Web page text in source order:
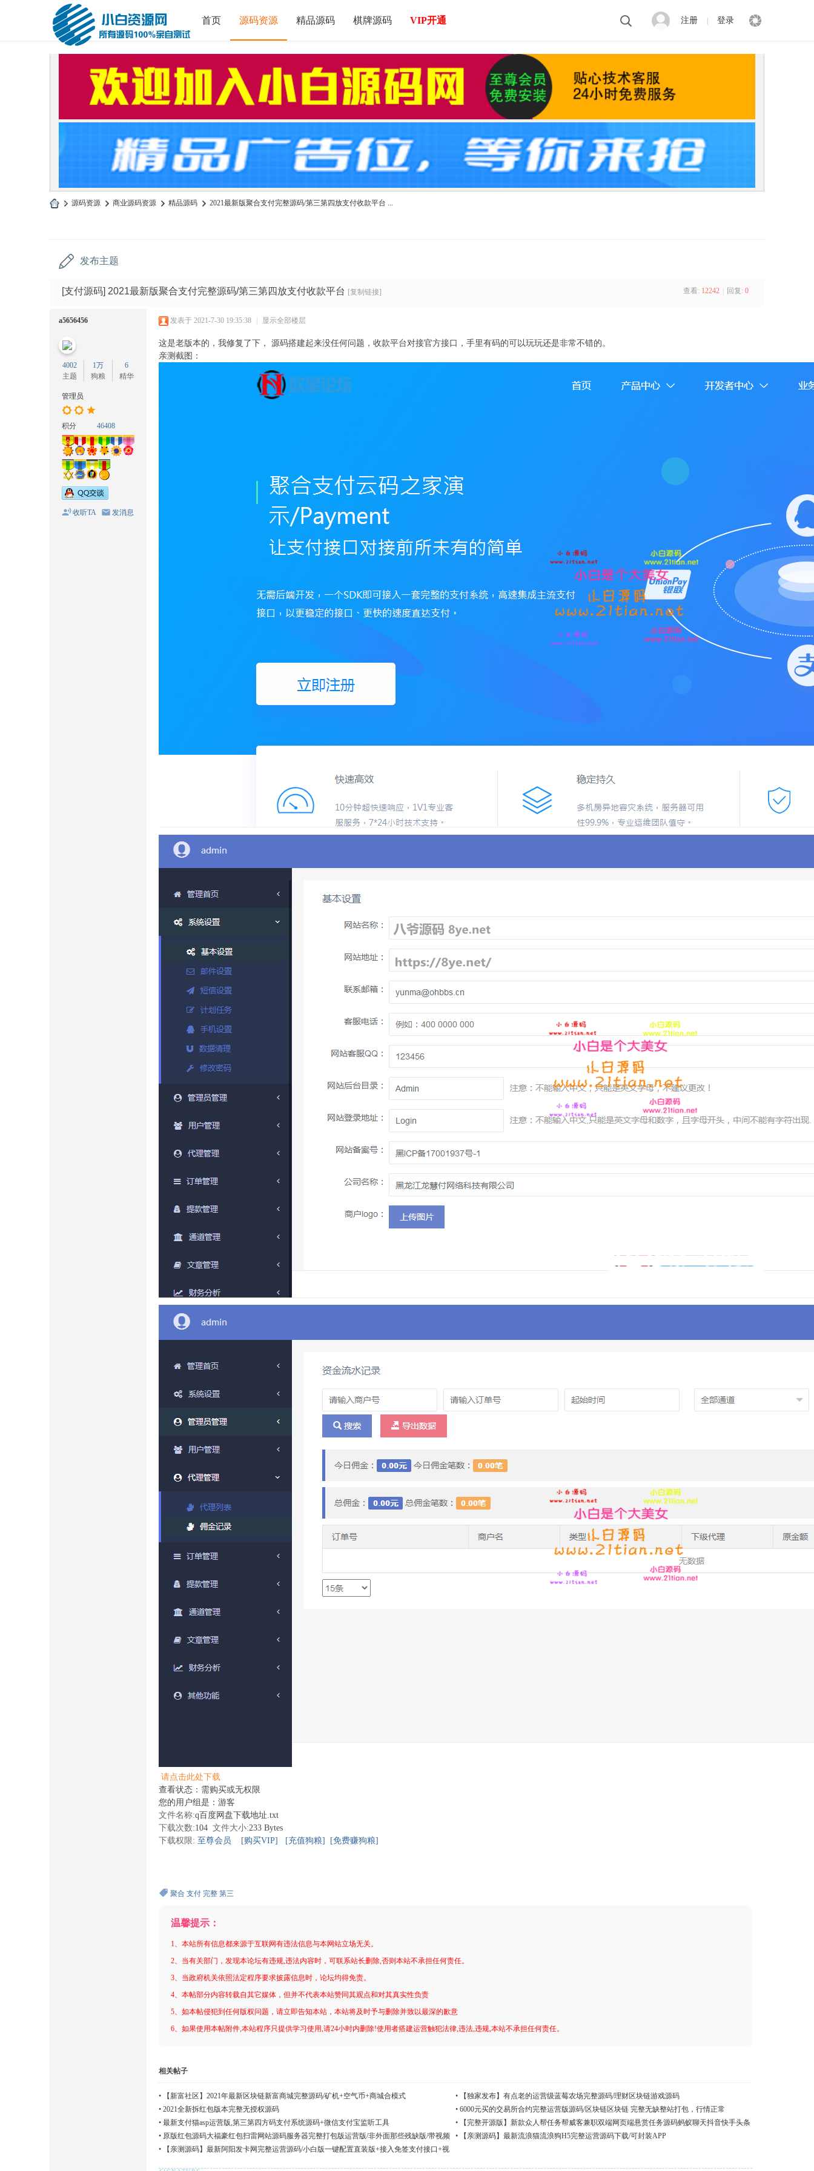
首页 源码资源 精品源码 棋牌源码 VIP开通 注册 登录
» 源码资源 › 商业源码资源 › 精品源码 › 2021最新版聚合支付完整源码/第三第四放支付收款平台 ...
发布主题
[支付源码] 2021最新版聚合支付完整源码/第三第四放支付收款平台 [复制链接] 查看: 12242 | 回复: 0
a5656456
4002
主题
1万
狗粮
6
精华
管理员
积分 46408
收听TA 发消息
发表于 2021-7-30 19:35:38 | 显示全部楼层
这是老版本的，我修复了下， 源码搭建起来没任何问题，收款平台对接官方接口，手里有码的可以玩玩还是非常不错的。
亲测截图：
请点击此处下载
查看状态：需购买或无权限
您的用户组是：游客
文件名称:q百度网盘下载地址.txt
下载次数:104 文件大小:233 Bytes
下载权限: 至尊会员 [购买VIP] [充值狗粮] [免费赚狗粮]
聚合 支付 完整 第三
温馨提示：
1、本站所有信息都来源于互联网有违法信息与本网站立场无关。
2、当有关部门，发现本论坛有违规,违法内容时，可联系站长删除,否则本站不承担任何责任。
3、当政府机关依照法定程序要求披露信息时，论坛均得免责。
4、本帖部分内容转载自其它媒体，但并不代表本站赞同其观点和对其真实性负责
5、如本帖侵犯到任何版权问题，请立即告知本站，本站将及时予与删除并致以最深的歉意
6、如果使用本帖附件,本站程序只提供学习使用,请24小时内删除!使用者搭建运营触犯法律,违法,违规,本站不承担任何责任。
相关帖子
• 【新富社区】2021年最新区块链新富商城完整源码/矿机+空气币+商城合模式 •
【独家发布】有点老的运营级蓝莓农场完整源码/理财区块链游戏源码
• 2021全新拆红包版本完整无授权源码 • 6000元买的交易所合约完整运营版源码/区块链区块链 完整无缺整站打包，行情正常
• 最新支付猫asp运营版,第三第四方码支付系统源码+微信支付宝监听工具 •
【完整开源版】新款众人帮任务帮威客兼职双端网页端悬赏任务源码蚂蚁聊天抖音快手头条
点赞三级分销
• 原版红包源码大福豪红包扫雷网站源码服务器完整打包版运营版/非外面那些残缺版/带视频
搭建教程
•
【亲测源码】最新流浪猫流浪狗H5完整运营源码下载/可封装APP
•
【亲测源码】最新阿阳发卡网完整运营源码/小白版一键配置直装版+接入免签支付接口+视